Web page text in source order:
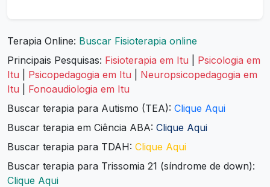
Terapia Online: Buscar Fisioterapia online
Principais Pesquisas: Fisioterapia em Itu
Psicologia em
Itu
Psicopedagogia em Itu
Neuropsicopedagogia em
Itu
Fonoaudiologia em Itu
Buscar terapia para Autismo (TEA): Clique Aqui
Buscar terapia em Ciência ABA: Clique Aqui
Buscar terapia para TDAH: Clique Aqui
Buscar terapia para Trissomia 21 (síndrome de down):
Clique Aqui